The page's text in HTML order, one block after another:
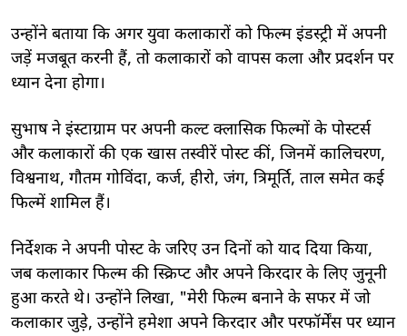
उन्होंने बताया कि अगर युवा कलाकारों को फिल्म इंडस्ट्री में अपनी
जड़ें मजबूत करनी हैं, तो कलाकारों को वापस कला और प्रदर्शन पर
ध्यान देना होगा।
सुभाष ने इंस्टाग्राम पर अपनी कल्ट क्लासिक फिल्मों के पोस्टर्स
और कलाकारों की एक खास तस्वीरें पोस्ट कीं, जिनमें कालिचरण,
विश्वनाथ, गौतम गोविंदा, कर्ज, हीरो, जंग, त्रिमूर्ति, ताल समेत कई
फिल्में शामिल हैं।
निर्देशक ने अपनी पोस्ट के जरिए उन दिनों को याद दिया किया,
जब कलाकार फिल्म की स्क्रिप्ट और अपने किरदार के लिए जुनूनी
हुआ करते थे। उन्होंने लिखा, "मेरी फिल्म बनाने के सफर में जो
कलाकार जुड़े, उन्होंने हमेशा अपने किरदार और परफॉर्मेंस पर ध्यान